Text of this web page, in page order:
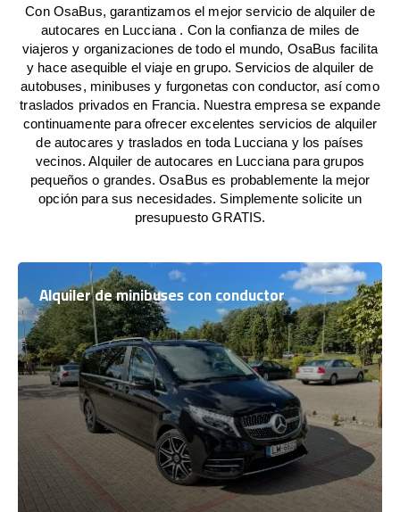
Con OsaBus, garantizamos el mejor servicio de alquiler de
autocares en Lucciana . Con la confianza de miles de
viajeros y organizaciones de todo el mundo, OsaBus facilita
y hace asequible el viaje en grupo. Servicios de alquiler de
autobuses, minibuses y furgonetas con conductor, así como
traslados privados en Francia. Nuestra empresa se expande
continuamente para ofrecer excelentes servicios de alquiler
de autocares y traslados en toda Lucciana y los países
vecinos. Alquiler de autocares en Lucciana para grupos
pequeños o grandes. OsaBus es probablemente la mejor
opción para sus necesidades. Simplemente solicite un
presupuesto GRATIS.
Alquiler de minibuses con conductor